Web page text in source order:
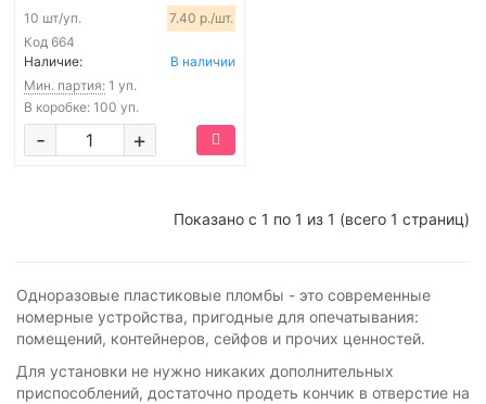
Код 664
10 шт/уп. 7.40 р./шт.
Наличие:
В наличии
Мин. партия: 1 уп.
В коробке: 100 уп.
+
-
Показано с 1 по 1 из 1 (всего 1 страниц)
Одноразовые пластиковые пломбы - это современные
номерные устройства, пригодные для опечатывания:
помещений, контейнеров, сейфов и прочих ценностей.
Для установки не нужно никаких дополнительных
приспособлений, достаточно продеть кончик в отверстие на